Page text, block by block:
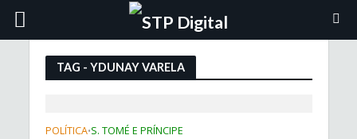
TAG - YDUNAY VARELA
POLÍTICA•S. TOMÉ E PRÍNCIPE